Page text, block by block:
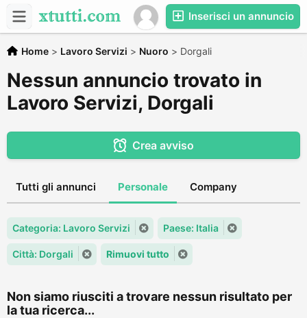
Inserisci un annuncio
Home > Lavoro Servizi > Nuoro > Dorgali
Nessun annuncio trovato in
Lavoro Servizi, Dorgali
Crea avviso
Tutti gli annunci Personale Company
Categoria: Lavoro Servizi Paese: Italia
Città: Dorgali Rimuovi tutto
Non siamo riusciti a trovare nessun risultato per
la tua ricerca...